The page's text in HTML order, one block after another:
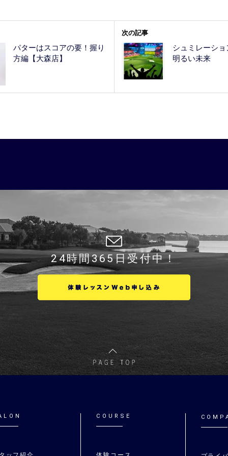
パターはスコアの要！握り
方編【大森店】
次の記事
シュミレーシ
明るい未来
24時間365日受付中！
COURSE